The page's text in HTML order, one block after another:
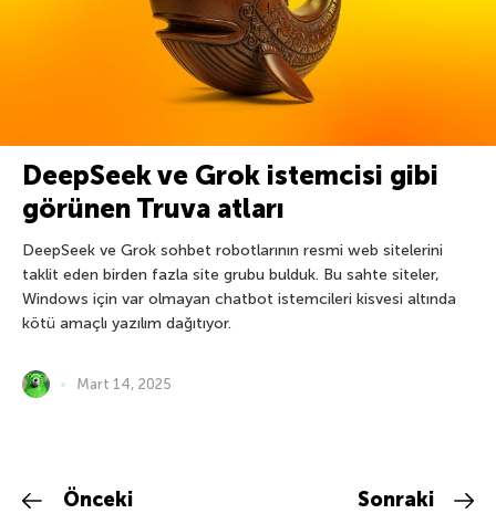
DeepSeek ve Grok istemcisi gibi
görünen Truva atları
DeepSeek ve Grok sohbet robotlarının resmi web sitelerini
taklit eden birden fazla site grubu bulduk. Bu sahte siteler,
Windows için var olmayan chatbot istemcileri kisvesi altında
kötü amaçlı yazılım dağıtıyor.
Mart 14, 2025
Önceki Sonraki